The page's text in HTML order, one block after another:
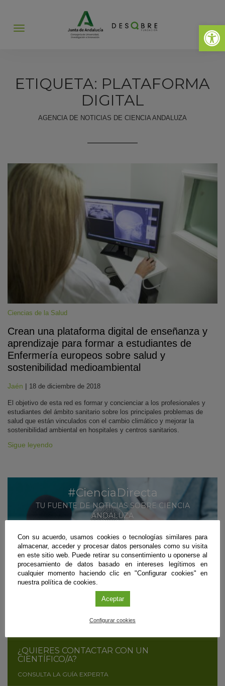
Abrir
Abrir
ETIQUETA: PLATAFORMA
DIGITAL
AGENCIA DE NOTICIAS DE CIENCIA ANDALUZA
Ciencias de la Salud
Crean una plataforma digital de enseñanza y
aprendizaje para formar a estudiantes de
Enfermería europeos sobre salud y
sostenibilidad medioambiental
Jaén | 18 de diciembre de 2018
El objetivo de esta red es formar y concienciar a los profesionales y
estudiantes del ámbito sanitario sobre los principales problemas de
salud que están vinculados con el cambio climático y mejorar la
sostenibilidad ambiental en hospitales y centros sanitarios.
Sigue leyendo
#CienciaDirecta
TU FUENTE DE NOTICIAS SOBRE CIENCIA
ANDALUZA
MÁS INFORMACIÓN
SUSCRÍBETE
¿ERES CIENTÍFICO/A Y QUIERES DIFUNDIR
TUS RESULTADOS?
¿QUIERES CONTACTAR CON UN
CIENTÍFICO/A?
CONSULTA LA GUÍA EXPERTA
Con su acuerdo, usamos cookies o tecnologías similares para
almacenar, acceder y procesar datos personales como su visita
en este sitio web. Puede retirar su consentimiento u oponerse al
procesamiento de datos basado en intereses legítimos en
cualquier momento haciendo clic en "Configurar cookies" en
nuestra política de cookies.
Aceptar
Configurar cookies